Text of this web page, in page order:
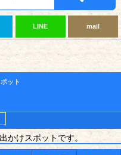
LINE mail
ット
かけスポットです。